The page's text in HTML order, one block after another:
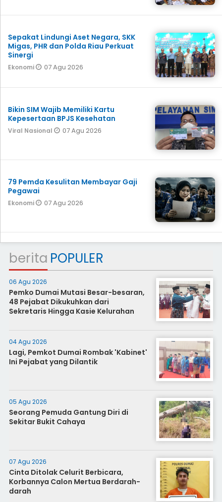
Sepakat Lindungi Aset Negara, SKK
Migas, PHR dan Polda Riau Perkuat
Sinergi
Ekonomi 07 Agu 2026
Bikin SIM Wajib Memiliki Kartu
Kepesertaan BPJS Kesehatan
Viral Nasional 07 Agu 2026
79 Pemda Kesulitan Membayar Gaji
Pegawai
Ekonomi 07 Agu 2026
berita POPULER
06 Agu 2026
Pemko Dumai Mutasi Besar-besaran,
48 Pejabat Dikukuhkan dari
Sekretaris Hingga Kasie Kelurahan
04 Agu 2026
Lagi, Pemkot Dumai Rombak 'Kabinet'
Ini Pejabat yang Dilantik
05 Agu 2026
Seorang Pemuda Gantung Diri di
Sekitar Bukit Cahaya
07 Agu 2026
Cinta Ditolak Celurit Berbicara,
Korbannya Calon Mertua Berdarah-
darah